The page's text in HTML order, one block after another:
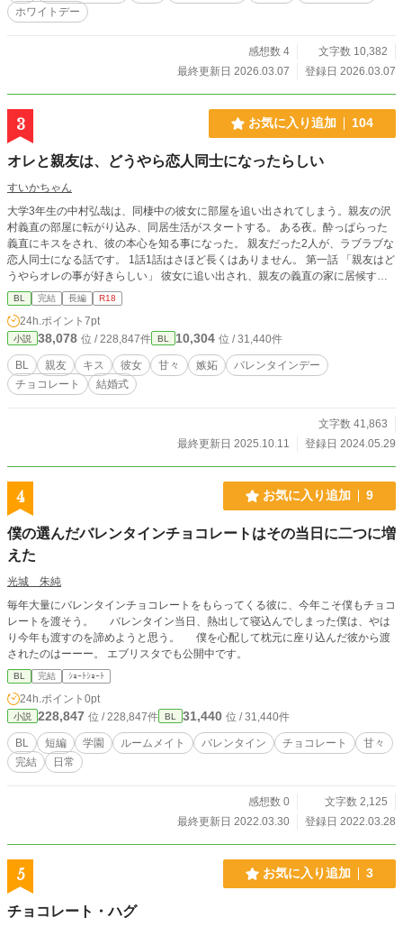
ホワイトデー
感想数 4
文字数 10,382
最終更新日 2026.03.07
登録日 2026.03.07
3 お気に入り追加 104
オレと親友は、どうやら恋人同士になったらしい
すいかちゃん
大学3年生の中村弘哉は、同棲中の彼女に部屋を追い出されてしまう。親友の沢
村義直の部屋に転がり込み、同居生活がスタートする。 ある夜。酔っぱらった
義直にキスをされ、彼の本心を知る事になった。 親友だった2人が、ラブラブな
恋人同士になる話です。 1話1話はさほど長くはありません。 第一話 「親友はど
うやらオレの事が好きらしい」 彼女に追い出され、親友の義直の家に居候する
事になった弘哉。ある日、寝ているところを義直にキスされ…。 第二話 「オレ
は、どうやら親友の事を好きになったみたいだ」 エッチな関係になった弘哉と
義直。だが、弘哉には義直への気持ちがいまいちわからなかった。そんな時、義
直が年上の男性と…。 第三話 「恋人は、どうやらオレの元カノに嫉妬している
らしい」 ラブラブな二人の前に、弘哉の元カノが現れ…。 第四話 「どうやらオ
レは、恋人を傷つけてしまったらしい」 友人の浩介の言葉に、バレたらどうし
ようと不安になる弘哉。その事で義直を傷つけてしまい…。 第五話 「どうやら
時代の友人・野々川一諒からしばらく泊めてくれと頼まれる。弘哉と義直は、単
なる友達を演じなくてはならなくて…。 一人で寝る寂しさに、弘哉は…。 第七
話 「どうやらオレは恋人と離れたくないらしい」 大学を卒業し、新しいマンシ
ョンに引っ越した義直と弘哉。ラブラブな日々を送る2人を、弘哉の兄である雅
人が疑いの眼差しを向けてきて…。
BL 完結 長編 R18
24h.ポイント 7pt
小説 38,078 位 / 228,847件 BL 10,304 位 / 31,440件
BL 親友 キス 彼女 甘々 嫉妬
バレンタインデー
チョコレート
結婚式
文字数 41,863
最終更新日 2025.10.11
登録日 2024.05.29
4 お気に入り追加 9
僕の選んだバレンタインチョコレートはその当日に二つに増
えた
光城 朱純
毎年大量にバレンタインチョコレートをもらってくる彼に、今年こそ僕もチョコ
レートを渡そう。 バレンタイン当日、熱出して寝込んでしまった僕は、やは
り今年も渡すのを諦めようと思う。 僕を心配して枕元に座り込んだ彼から渡
されたのはーーー。 エブリスタでも公開中です。
BL 完結 ｼｮｰﾄｼｮｰﾄ
24h.ポイント 0pt
小説 228,847 位 / 228,847件 BL 31,440 位 / 31,440件
BL 短編 学園 ルームメイト バレンタイン チョコレート
甘々
完結
日常
感想数 0
文字数 2,125
最終更新日 2022.03.30
登録日 2022.03.28
5 お気に入り追加 3
チョコレート・ハグ